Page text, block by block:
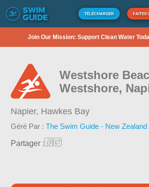
TÉLÉCHARGER FAITES
Join Our Mission: Support Clean Water
Westshore
Westshore,
Napier, Hawkes Bay
Géré Par :The Swim Guide - New Zealand
Partager :